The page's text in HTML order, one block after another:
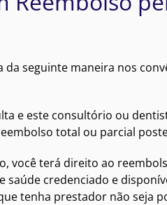
da seguinte maneira nos
e este consultório ou
total ou parcial
você terá direito ao
saúde credenciado e
tenha prestador não seja